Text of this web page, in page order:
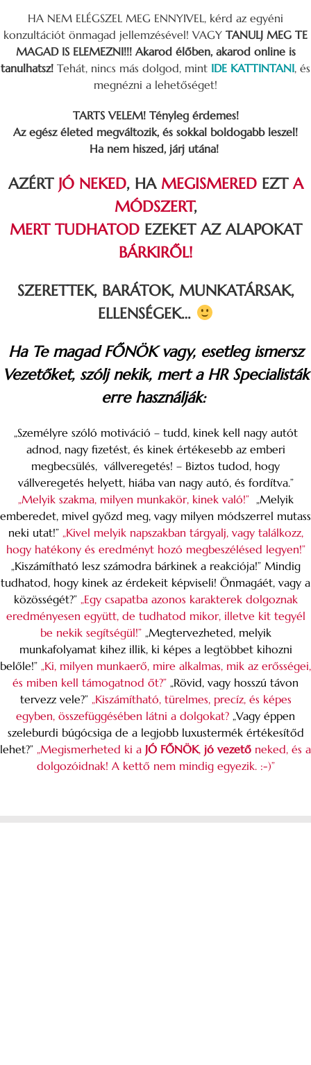
HA NEM ELÉGSZEL MEG ENNYIVEL, kérd az egyéni
konzultációt önmagad jellemzésével! VAGY TANULJ MEG TE
MAGAD IS ELEMEZNI!!! Akarod élőben, akarod online is
tanulhatsz! Tehát, nincs más dolgod, mint IDE KATTINTANI, és
megnézni a lehetőséget!
TARTS VELEM! Tényleg érdemes!
Az egész életed megváltozik, és sokkal boldogabb leszel!
Ha nem hiszed, járj utána!
AZÉRT JÓ NEKED, HA MEGISMEREDEZTA
MÓDSZERT,
MERT TUDHATODEZEKET AZ ALAPOKAT
BÁRKIRŐL!
SZERETTEK, BARÁTOK, MUNKATÁRSAK,
ELLENSÉGEK…
Ha Te magad FŐNÖK vagy, esetleg ismersz
Vezetőket, szólj nekik, mert a HR Specialisták
erre használják:
„Személyre szóló motiváció – tudd, kinek kell nagy autót
adnod, nagy fizetést, és kinek értékesebb az emberi
megbecsülés, vállveregetés! – Biztos tudod, hogy
vállveregetés helyett, hiába van nagy autó, és fordítva.”
„Melyik szakma, milyen munkakör, kinek való!” „Melyik
emberedet, mivel győzd meg, vagy milyen módszerrel mutass
neki utat!” „Kivel melyik napszakban tárgyalj, vagy találkozz,
hogy hatékony és eredményt hozó megbeszélésed legyen!”
„Kiszámítható lesz számodra bárkinek a reakciója!” Mindig
tudhatod, hogy kinek az érdekeit képviseli! Önmagáét, vagy a
közösségét?” „Egy csapatba azonos karakterek dolgoznak
eredményesen együtt, de tudhatod mikor, illetve kit tegyél
be nekik segítségül!” „Megtervezheted, melyik
munkafolyamat kihez illik, ki képes a legtöbbet kihozni
belőle!” „Ki, milyen munkaerő, mire alkalmas, mik az erősségei,
és miben kell támogatnod őt?” „Rövid, vagy hosszú távon
tervezz vele?” „Kiszámítható, türelmes, precíz, és képes
egyben, összefüggésében látni a dolgokat? „Vagy éppen
szeleburdi búgócsiga de a legjobb luxustermék értékesítőd
lehet?” „Megismerheted ki a JÓ FŐNÖK, jó vezető neked, és a
dolgozóidnak! A kettő nem mindig egyezik. :-)”